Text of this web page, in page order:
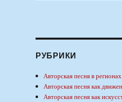
РУБРИКИ
Авторская песня в регионах
Авторская песня как
Авторская песня как